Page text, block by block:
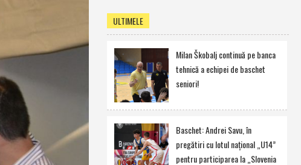
ULTIMELE
Milan Škobalj continuă pe banca
tehnică a echipei de baschet
seniori!
Baschet: Andrei Savu, în
pregătiri cu lotul naţional „U14”
pentru participarea la „Slovenia